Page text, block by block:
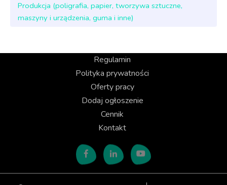
Produkcja (poligrafia, papier, tworzywa sztuczne,
maszyny i urządzenia, guma i inne)
Regulamin
Polityka prywatności
Oferty pracy
Dodaj ogłoszenie
Cennik
Kontakt